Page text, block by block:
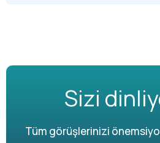
Sizi
Tüm görüşlerinizi